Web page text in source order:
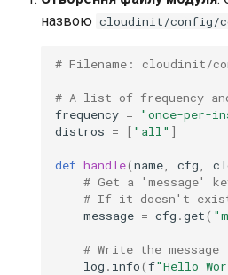
назвою cloudinit/config/
# Filename: cloudinit/
# A list of frequency
frequency =
"once-per-
distros = [ "all" ]
def handle(name cfg
# Get a 'message'
# If it doesn't
message = cfg .get(
# Write the
log . info(f"Hello